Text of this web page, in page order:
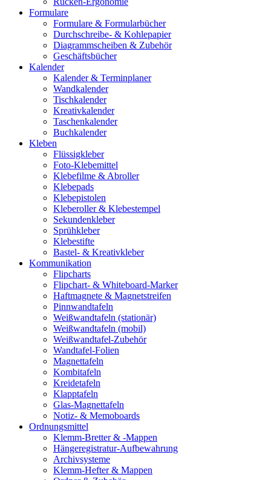
Formulare
Formulare & Formularbücher
Durchschreibe- & Kohlepapier
Diagrammscheiben & Zubehör
Geschäftsbücher
Kalender
Kalender & Terminplaner
Wandkalender
Tischkalender
Kreativkalender
Taschenkalender
Buchkalender
Kleben
Flüssigkleber
Foto-Klebemittel
Klebefilme & Abroller
Klebepads
Klebepistolen
Kleberoller & Klebestempel
Sekundenkleber
Sprühkleber
Klebestifte
Bastel- & Kreativkleber
Kommunikation
Flipcharts
Flipchart- & Whiteboard-Marker
Haftmagnete & Magnetstreifen
Pinnwandtafeln
Weißwandtafeln (stationär)
Weißwandtafeln (mobil)
Weißwandtafel-Zubehör
Wandtafel-Folien
Magnettafeln
Kombitafeln
Kreidetafeln
Klapptafeln
Glas-Magnettafeln
Notiz- & Memoboards
Ordnungsmittel
Klemm-Bretter & -Mappen
Hängeregistratur-Aufbewahrung
Archivsysteme
Klemm-Hefter & Mappen